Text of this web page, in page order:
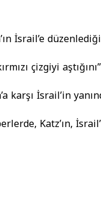
İsrail’e
çizgiyi
karşı İsrail’in
Katz’ın,